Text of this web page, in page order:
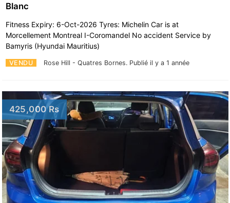
VENDU Rose Hill - Quatres Bornes. Publié il y a 1 année
Blanc
Fitness Expiry: 6-Oct-2026 Tyres: Michelin Car is at
Morcellement Montreal I-Coromandel No accident Service by
Bamyris (Hyundai Mauritius)
425,000 Rs